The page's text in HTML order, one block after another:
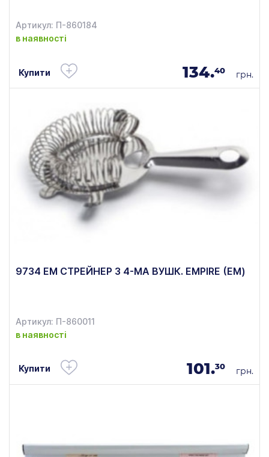
Артикул: П-860184
в наявності
Купити 134.40 грн.
9734 ЕМ СТРЕЙНЕР З 4-МА ВУШК. EMPIRE (ЕМ)
Артикул: П-860011
в наявності
Купити 101.30 грн.